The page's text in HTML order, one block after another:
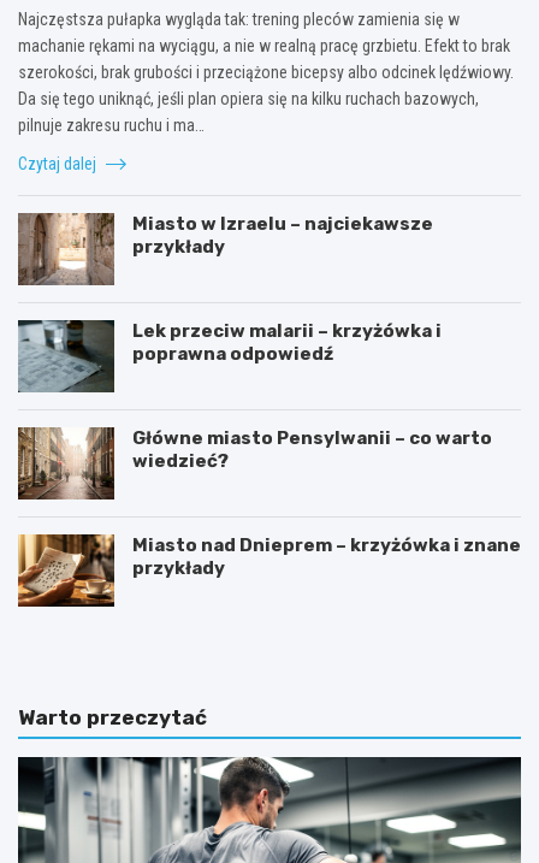
Najczęstsza pułapka wygląda tak: trening pleców zamienia się w
machanie rękami na wyciągu, a nie w realną pracę grzbietu. Efekt to brak
szerokości, brak grubości i przeciążone bicepsy albo odcinek lędźwiowy.
Da się tego uniknąć, jeśli plan opiera się na kilku ruchach bazowych,
pilnuje zakresu ruchu i ma…
Czytaj dalej
Miasto w Izraelu – najciekawsze
przykłady
Lek przeciw malarii – krzyżówka i
poprawna odpowiedź
Główne miasto Pensylwanii – co warto
wiedzieć?
Miasto nad Dnieprem – krzyżówka i znane
przykłady
J
b
r
a
s
p
r
D
g
o
m
n
i
t
Warto przeczytać